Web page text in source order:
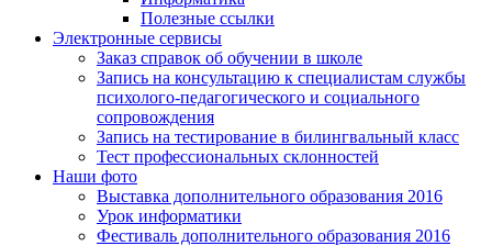
Полезные ссылки
Электронные сервисы
Заказ справок об обучении в школе
Запись на консультацию к специалистам службы
психолого-педагогического и социального
сопровождения
Запись на тестирование в билингвальный класс
Тест профессиональных склонностей
Наши фото
Выставка дополнительного образования 2016
Урок информатики
Фестиваль дополнительного образования 2016